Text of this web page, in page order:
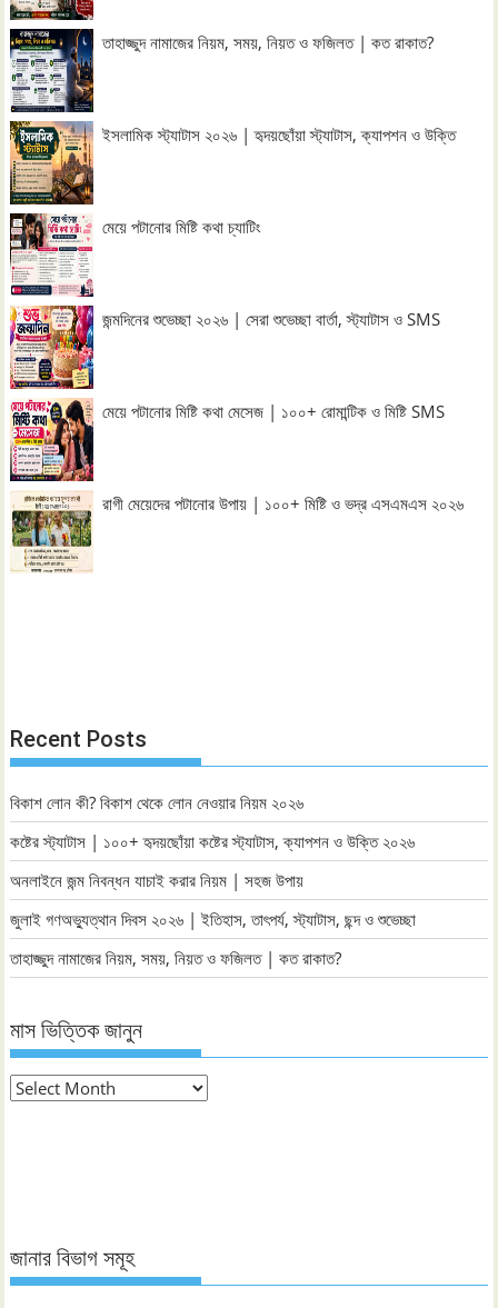
তাহাজ্জুদ নামাজের নিয়ম, সময়, নিয়ত ও ফজিলত | কত রাকাত?
ইসলামিক স্ট্যাটাস ২০২৬ | হৃদয়ছোঁয়া স্ট্যাটাস, ক্যাপশন ও উক্তি
মেয়ে পটানোর মিষ্টি কথা চ্যাটিং
জন্মদিনের শুভেচ্ছা ২০২৬ | সেরা শুভেচ্ছা বার্তা, স্ট্যাটাস ও SMS
মেয়ে পটানোর মিষ্টি কথা মেসেজ | ১০০+ রোমান্টিক ও মিষ্টি SMS
রাগী মেয়েদের পটানোর উপায় | ১০০+ মিষ্টি ও ভদ্র এসএমএস ২০২৬
Recent Posts
বিকাশ লোন কী? বিকাশ থেকে লোন নেওয়ার নিয়ম ২০২৬
কষ্টের স্ট্যাটাস | ১০০+ হৃদয়ছোঁয়া কষ্টের স্ট্যাটাস, ক্যাপশন ও উক্তি ২০২৬
অনলাইনে জন্ম নিবন্ধন যাচাই করার নিয়ম | সহজ উপায়
জুলাই গণঅভ্যুত্থান দিবস ২০২৬ | ইতিহাস, তাৎপর্য, স্ট্যাটাস, ছন্দ ও শুভেচ্ছা
তাহাজ্জুদ নামাজের নিয়ম, সময়, নিয়ত ও ফজিলত | কত রাকাত?
মাস ভিত্তিক জানুন
মাস
জানার বিভাগ সমূহ